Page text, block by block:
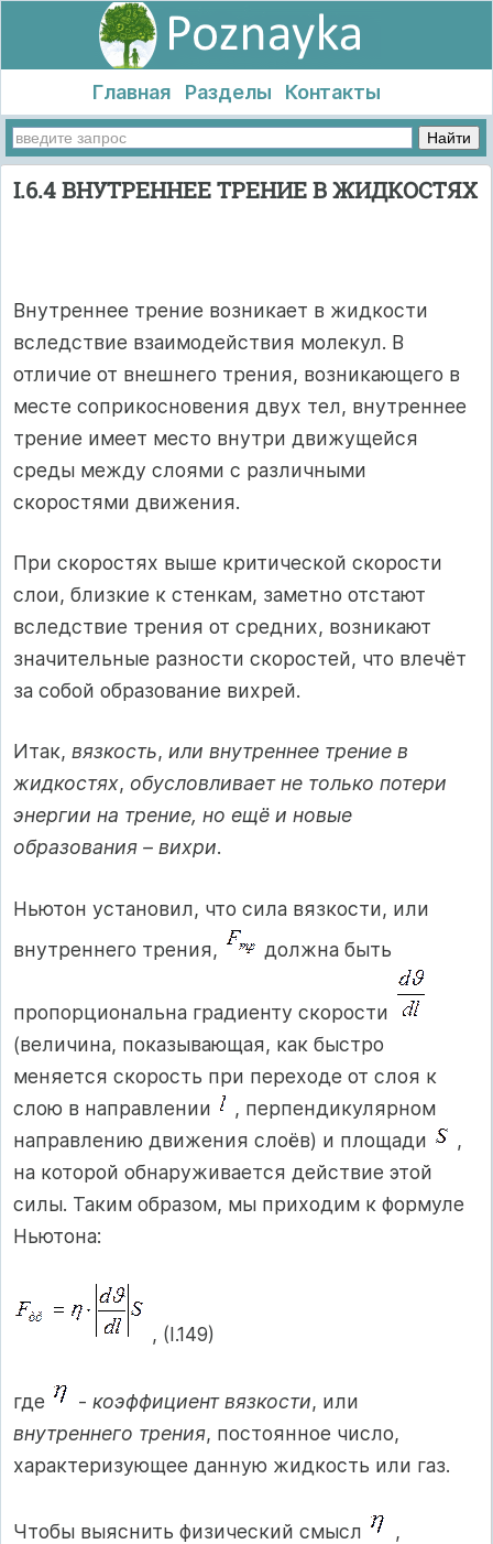
Главная Разделы Контакты
I.6.4 ВНУТРЕННЕЕ ТРЕНИЕ В ЖИДКОСТЯХ
Внутреннее трение возникает в жидкости
вследствие взаимодействия молекул. В
отличие от внешнего трения, возникающего в
месте соприкосновения двух тел, внутреннее
трение имеет место внутри движущейся
среды между слоями с различными
скоростями движения.
При скоростях выше критической скорости
слои, близкие к стенкам, заметно отстают
вследствие трения от средних, возникают
значительные разности скоростей, что влечёт
за собой образование вихрей.
Итак, вязкость, или внутреннее трение в
жидкостях, обусловливает не только потери
энергии на трение, но ещё и новые
образования – вихри.
Ньютон установил, что сила вязкости, или
внутреннего трения,
должна быть
пропорциональна градиенту скорости
(величина, показывающая, как быстро
меняется скорость при переходе от слоя к
слою в направлении
, перпендикулярном
направлению движения слоёв) и площади
,
на которой обнаруживается действие этой
силы. Таким образом, мы приходим к формуле
Ньютона:
, (I.149)
где - коэффициент вязкости, или
внутреннего трения, постоянное число,
характеризующее данную жидкость или газ.
Чтобы выяснить физический смысл ,